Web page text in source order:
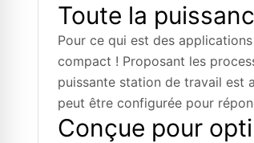
Toute la
Pour ce qui est des
compact ! Proposant les
puissante station de travail est
peut être configurée pour
Conçue pour